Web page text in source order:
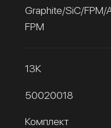
Graphite/SiC/FPM/
FPM
13К
50020018
Комплект